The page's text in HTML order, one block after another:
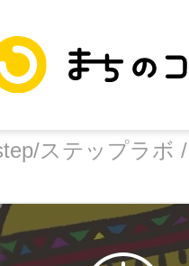
ステップラボ
トップ